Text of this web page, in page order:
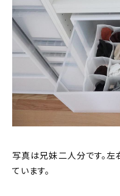
写真は兄妹二人分です。左
ています。